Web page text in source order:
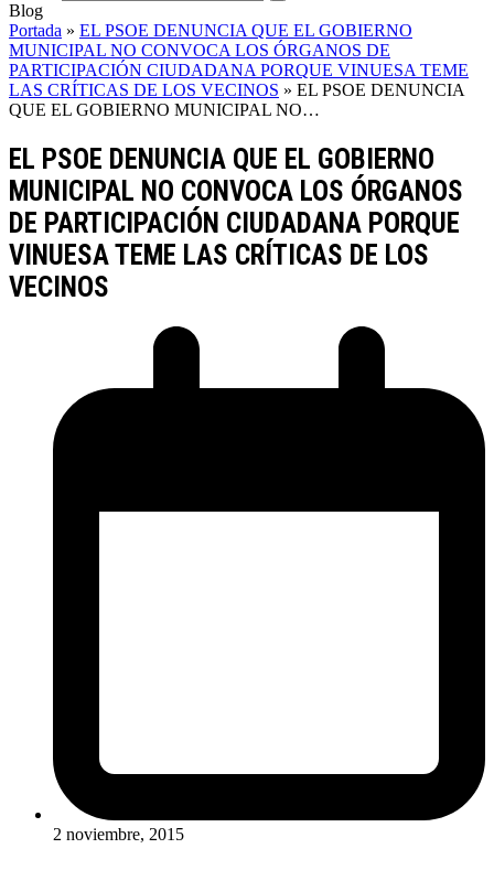
Blog
Portada » EL PSOE DENUNCIA QUE EL GOBIERNO
MUNICIPAL NO CONVOCA LOS ÓRGANOS DE
PARTICIPACIÓN CIUDADANA PORQUE VINUESA TEME
LAS CRÍTICAS DE LOS VECINOS » EL PSOE DENUNCIA
QUE EL GOBIERNO MUNICIPAL NO…
EL PSOE DENUNCIA QUE EL GOBIERNO
MUNICIPAL NO CONVOCA LOS ÓRGANOS
DE PARTICIPACIÓN CIUDADANA PORQUE
VINUESA TEME LAS CRÍTICAS DE LOS
VECINOS
2 noviembre, 2015